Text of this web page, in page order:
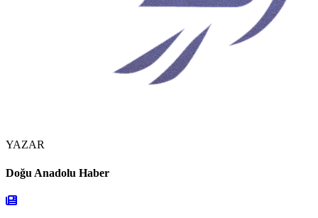
YAZAR
Doğu Anadolu Haber